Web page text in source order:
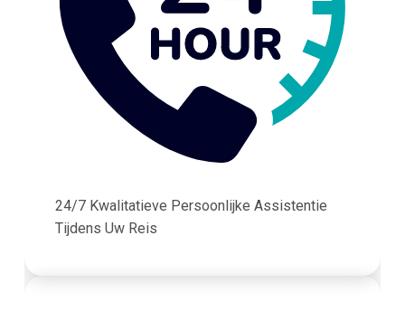
24/7 Kwalitatieve Persoonlijke Assistentie
Tijdens Uw Reis